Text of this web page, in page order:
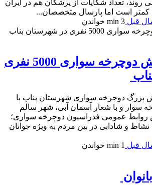
روند، تعداد شکایات از پزشکان هم در ایران
کمتر است اما پارسال متخصصان...
3 min خواندن
برگزاری همایش دوچرخه سواری 5000 نفری
بزرگ دوچرخه سواری شهرستان بناب با
سوار و با شعار آسمان آبی، شهر سالم
روابط عمومی فدراسیون دوچرخه سواری؛
نشاط و شادابی در بین مردم به ویژه جوانان
1 min
خواندن